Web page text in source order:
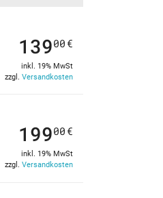
13900 €
inkl. 19% MwSt
zzgl. Versandkosten
19900 €
inkl. 19% MwSt
zzgl. Versandkosten